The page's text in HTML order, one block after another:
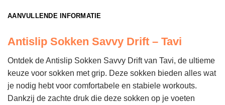
AANVULLENDE INFORMATIE
Antislip Sokken Savvy Drift – Tavi
Ontdek de Antislip Sokken Savvy Drift van Tavi, de ultieme
keuze voor sokken met grip. Deze sokken bieden alles wat
je nodig hebt voor comfortabele en stabiele workouts.
Dankzij de zachte druk die deze sokken op je voeten